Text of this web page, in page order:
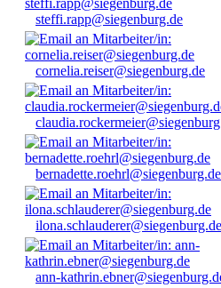
steffi.rapp@siegenburg.de
cornelia.reiser@siegenburg.de
bernadette.roehrl@siegenburg.de
ilona.schlauderer@siegenburg.de
ann-